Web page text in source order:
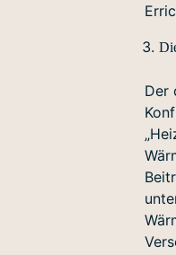
Der